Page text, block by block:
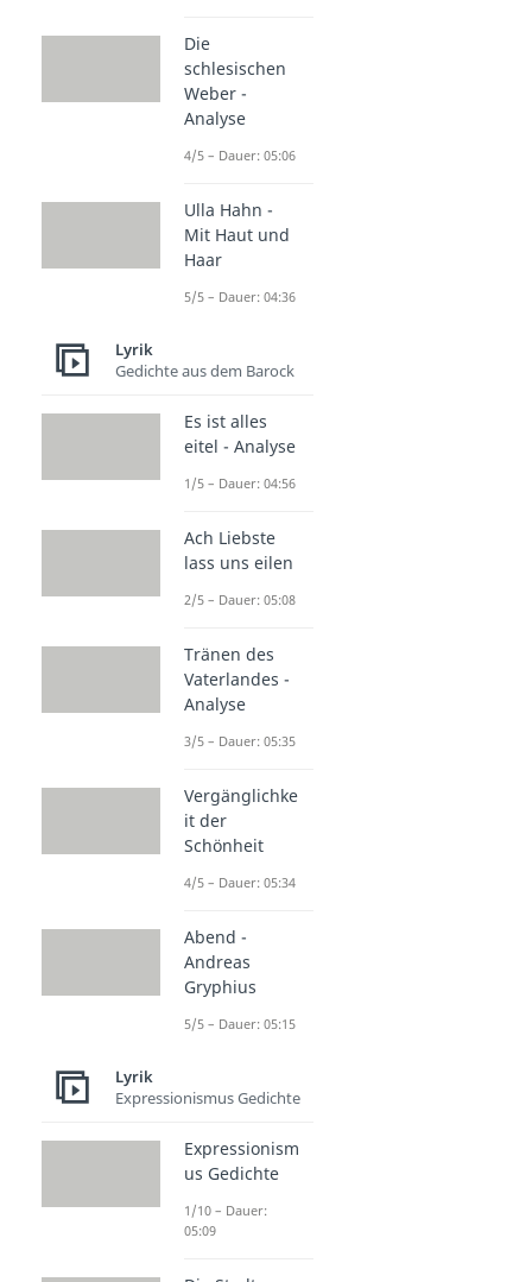
Die
schlesischen
Weber -
Analyse
4/5 – Dauer: 05:06
Ulla Hahn -
Mit Haut und
Haar
5/5 – Dauer: 04:36
Lyrik
Gedichte aus dem Barock
Es ist alles
eitel - Analyse
1/5 – Dauer: 04:56
Ach Liebste
lass uns eilen
2/5 – Dauer: 05:08
Tränen des
Vaterlandes -
Analyse
3/5 – Dauer: 05:35
Vergänglichke
it der
Schönheit
4/5 – Dauer: 05:34
Abend -
Andreas
Gryphius
5/5 – Dauer: 05:15
Lyrik
Expressionismus Gedichte
Expressionism
us Gedichte
1/10 – Dauer:
05:09